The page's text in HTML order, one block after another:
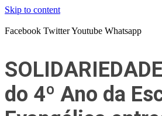
Skip to content
Facebook TwitterYoutube Whatsapp
do 4º Ano da